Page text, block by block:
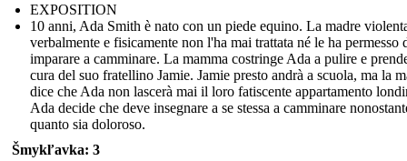
EXPOSITION
10 anni, Ada Smith è nato con un piede equino. La madre
verbalmente e fisicamente non l'ha mai trattata né le ha permesso
imparare a camminare. La mamma costringe Ada a pulire e
cura del suo fratellino Jamie. Jamie presto andrà a scuola, ma la
dice che Ada non lascerà mai il loro fatiscente appartamento
Ada decide che deve insegnare a se stessa a camminare
quanto sia doloroso.
Šmykľavka: 3